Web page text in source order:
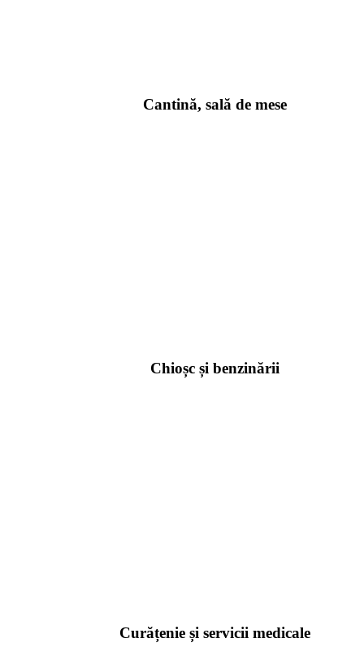
Cantină, sală de mese
Chioșc și benzinării
Curățenie și servicii medicale